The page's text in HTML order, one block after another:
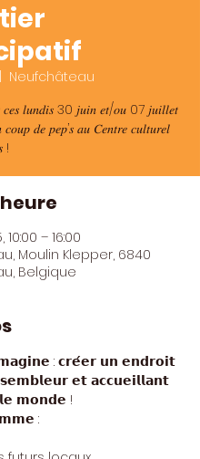
Neufchâteau
𝑙𝑢𝑛𝑑𝑖𝑠 30 𝑗𝑢𝑖𝑛 𝑒𝑡/𝑜𝑢 07 𝑗𝑢𝑖𝑙𝑙𝑒𝑡
𝑑𝑒 𝑝𝑒𝑝’𝑠 𝑎𝑢 𝐶𝑒𝑛𝑡𝑟𝑒 𝑐𝑢𝑙𝑡𝑢𝑟𝑒𝑙
!
– 16:00
Moulin Klepper, 6840
Belgique
: 𝗰𝗿𝗲́𝗲𝗿 𝘂𝗻 𝗲𝗻𝗱𝗿𝗼𝗶𝘁
𝗲𝘁 𝗮𝗰𝗰𝘂𝗲𝗶𝗹𝗹𝗮𝗻𝘁
𝗺𝗼𝗻𝗱𝗲 !
: